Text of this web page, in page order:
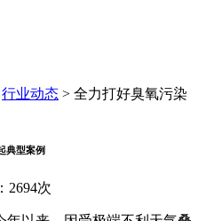
行业动态 > 全力打好臭氧污染
典型案例
2694次